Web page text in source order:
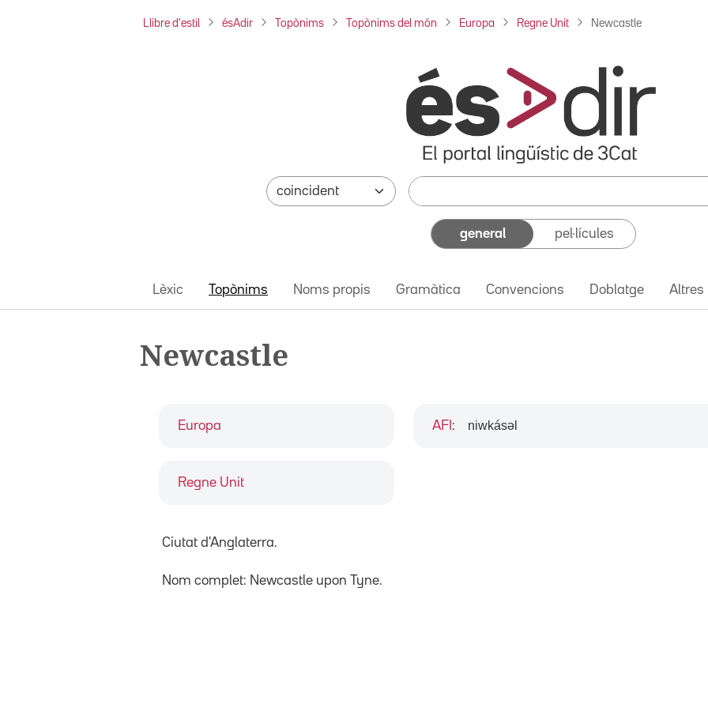
Llibre d'estil ésAdir Topònims Topònims del món Europa Regne Unit Newcastle
general pel·lícules
Lèxic Topònims Noms propis Gramàtica Convencions Doblatge Altres
Newcastle
Europa
Regne Unit
AFI : niwkásəl
Ciutat d'Anglaterra.
Nom complet: Newcastle upon Tyne.